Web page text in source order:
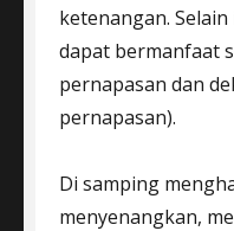
ketenangan.
dapat bermanfaat
pernapasan dan
pernapasan).
Di samping
menyenangkan,